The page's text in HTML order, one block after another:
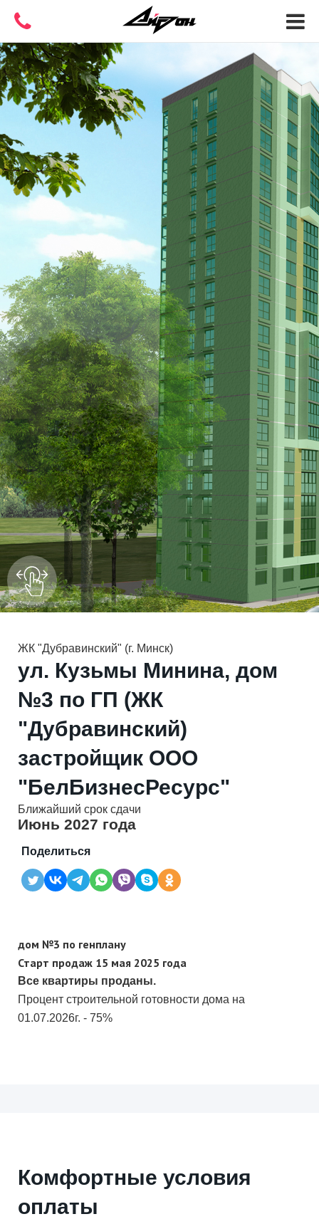
ЖК "Дубравинский" (г. Минск)
ул. Кузьмы Минина, дом
№3 по ГП (ЖК
"Дубравинский)
застройщик ООО
"БелБизнесРесурс"
Ближайший срок сдачи
Июнь 2027 года
Поделиться
дом №3 по генплану
Старт продаж 15 мая 2025 года
Все квартиры проданы.
Процент строительной готовности дома на
01.07.2026г. - 75%
Комфортные условия
оплаты